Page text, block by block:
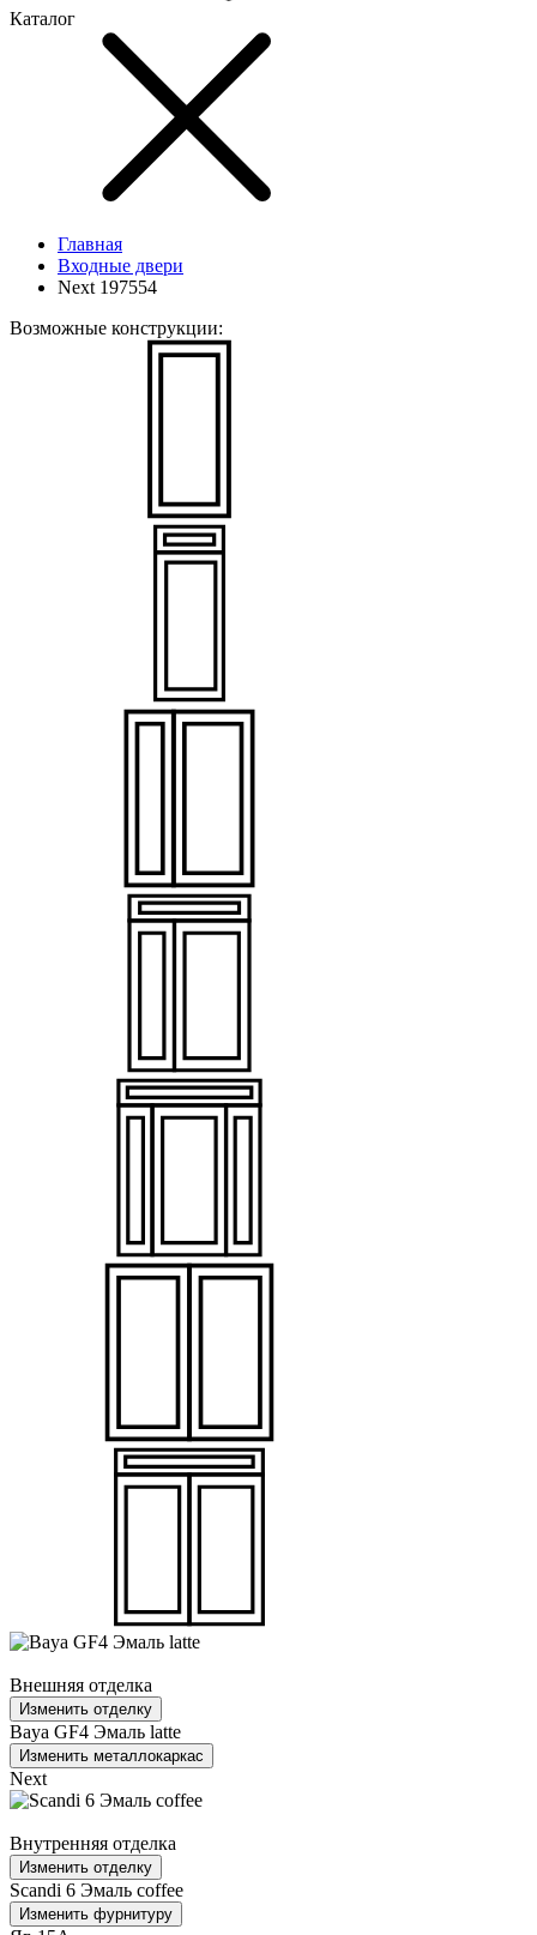
Каталог
Главная
Входные двери
Next 197554
Возможные конструкции:
Внешняя отделка
Изменить отделку
Baya GF4 Эмаль latte
Изменить металлокаркас
Next
Внутренняя отделка
Изменить отделку
Scandi 6 Эмаль coffee
Изменить фурнитуру